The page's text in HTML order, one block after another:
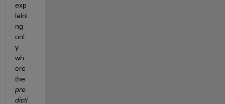
exp
laini
ng
onl
y
wh
ere
pre
dicti